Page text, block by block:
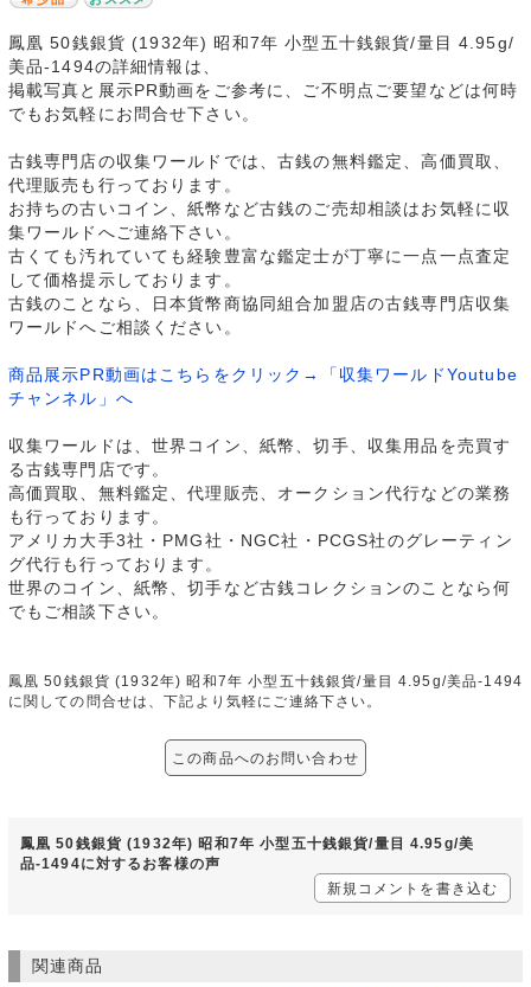
鳳凰 50銭銀貨 (1932年) 昭和7年 小型五十銭銀貨/量目 4.95g/
美品-1494の詳細情報は、
掲載写真と展示PR動画をご参考に、ご不明点ご要望などは何時
でもお気軽にお問合せ下さい。
古銭専門店の収集ワールドでは、古銭の無料鑑定、高価買取、
代理販売も行っております。
お持ちの古いコイン、紙幣など古銭のご売却相談はお気軽に収
集ワールドへご連絡下さい。
古くても汚れていても経験豊富な鑑定士が丁寧に一点一点査定
して価格提示しております。
古銭のことなら、日本貨幣商協同組合加盟店の古銭専門店収集
ワールドへご相談ください。
商品展示PR動画はこちらをクリック→「収集ワールドYoutube
チャンネル」へ
収集ワールドは、世界コイン、紙幣、切手、収集用品を売買す
る古銭専門店です。
高価買取、無料鑑定、代理販売、オークション代行などの業務
も行っております。
アメリカ大手3社・PMG社・NGC社・PCGS社のグレーティン
グ代行も行っております。
世界のコイン、紙幣、切手など古銭コレクションのことなら何
でもご相談下さい。
鳳凰 50銭銀貨 (1932年) 昭和7年 小型五十銭銀貨/量目 4.95g/美品-1494
に関しての問合せは、下記より気軽にご連絡下さい。
この商品へのお問い合わせ
鳳凰 50銭銀貨 (1932年) 昭和7年 小型五十銭銀貨/量目 4.95g/美
品-1494に対するお客様の声
新規コメントを書き込む
関連商品